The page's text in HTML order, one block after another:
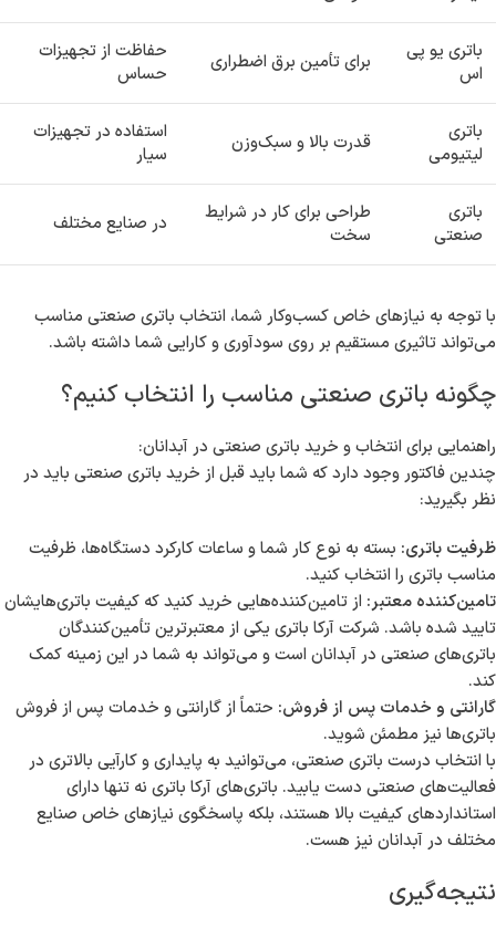
باتری یو پی
اس
برای تأمین برق اضطراری
حفاظت از تجهیزات
حساس
باتری
لیتیومی
قدرت بالا و سبک‌وزن
استفاده در تجهیزات
سیار
باتری
صنعتی
طراحی برای کار در شرایط
سخت
در صنایع مختلف
با توجه به نیازهای خاص کسب‌وکار شما، انتخاب باتری صنعتی مناسب
می‌تواند تاثیری مستقیم بر روی سودآوری و کارایی شما داشته باشد.
چگونه باتری صنعتی مناسب را انتخاب کنیم؟
راهنمایی برای انتخاب و خرید باتری صنعتی در آبدانان:
چندین فاکتور وجود دارد که شما باید قبل از خرید باتری صنعتی باید در
نظر بگیرید:
ظرفیت باتری: بسته به نوع کار شما و ساعات کارکرد دستگاه‌ها، ظرفیت
مناسب باتری را انتخاب کنید.
تامین‌کننده معتبر: از تامین‌کننده‌هایی خرید کنید که کیفیت باتری‌هایشان
تایید شده باشد. شرکت آرکا باتری یکی از معتبرترین تأمین‌کنندگان
باتری‌های صنعتی در آبدانان است و می‌تواند به شما در این زمینه کمک
کند.
گارانتی و خدمات پس از فروش: حتماً از گارانتی و خدمات پس از فروش
باتری‌ها نیز مطمئن شوید.
با انتخاب درست باتری صنعتی، می‌توانید به پایداری و کارآیی بالاتری در
فعالیت‌های صنعتی دست یابید. باتری‌های آرکا باتری نه تنها دارای
استانداردهای کیفیت بالا هستند، بلکه پاسخگوی نیازهای خاص صنایع
مختلف در آبدانان نیز هست.
نتیجه‌گیری